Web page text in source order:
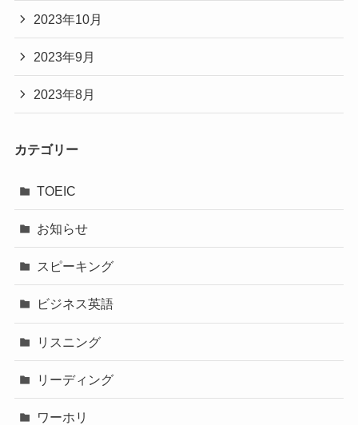
2023年10月
2023年9月
2023年8月
カテゴリー
TOEIC
お知らせ
スピーキング
ビジネス英語
リスニング
リーディング
ワーホリ